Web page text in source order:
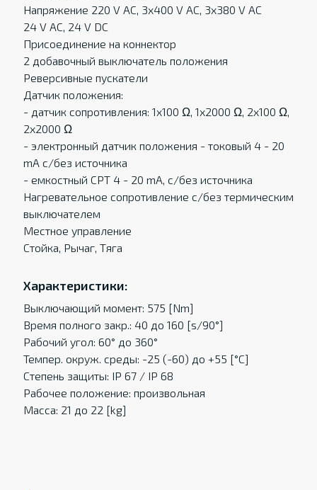
Напряжение 220 V AC, 3x400 V AC, 3x380 V AC
24 V AC, 24 V DC
Присоединение на коннектор
2 добавочный выключатель положения
Реверсивные пускатели
Датчик положения:
- датчик сопротивления: 1x100 Ω, 1x2000 Ω, 2x100 Ω,
2x2000 Ω
- электронный датчик положения - токовый 4 - 20
mA c/без источника
- емкостный CPT 4 - 20 mA, c/без источника
Нагревательное сопротивление с/без термическим
выключателем
Местное управление
Стойка, Рычаг, Тяга
Характеристики:
Выключающий момент: 575 [Nm]
Время полного закр.: 40 до 160 [s/90°]
Рабочий угол: 60° до 360°
Темпер. oкруж. среды: -25 (-60) до +55 [°C]
Степень защиты: IP 67 / IP 68
Рабочее положение: произвольная
Масса: 21 до 22 [kg]